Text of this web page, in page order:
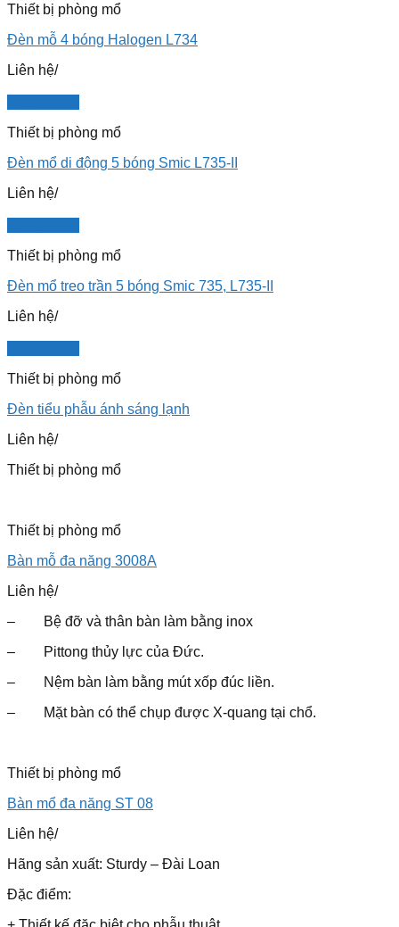
Thiết bị phòng mổ
Đèn mỗ 4 bóng Halogen L734
Liên hệ/
Thiết bị phòng mổ
Đèn mổ di động 5 bóng Smic L735-II
Liên hệ/
Thiết bị phòng mổ
Đèn mổ treo trần 5 bóng Smic 735, L735-II
Liên hệ/
Thiết bị phòng mổ
Đèn tiểu phẫu ánh sáng lạnh
Liên hệ/
Thiết bị phòng mổ
Thiết bị phòng mổ
Bàn mỗ đa năng 3008A
Liên hệ/
– Bệ đỡ và thân bàn làm bằng inox
– Pittong thủy lực của Đức.
– Nệm bàn làm bằng mút xốp đúc liền.
– Mặt bàn có thể chụp được X-quang tại chổ.
Thiết bị phòng mổ
Bàn mổ đa năng ST 08
Liên hệ/
Hãng sản xuất: Sturdy – Đài Loan
Đặc điểm: